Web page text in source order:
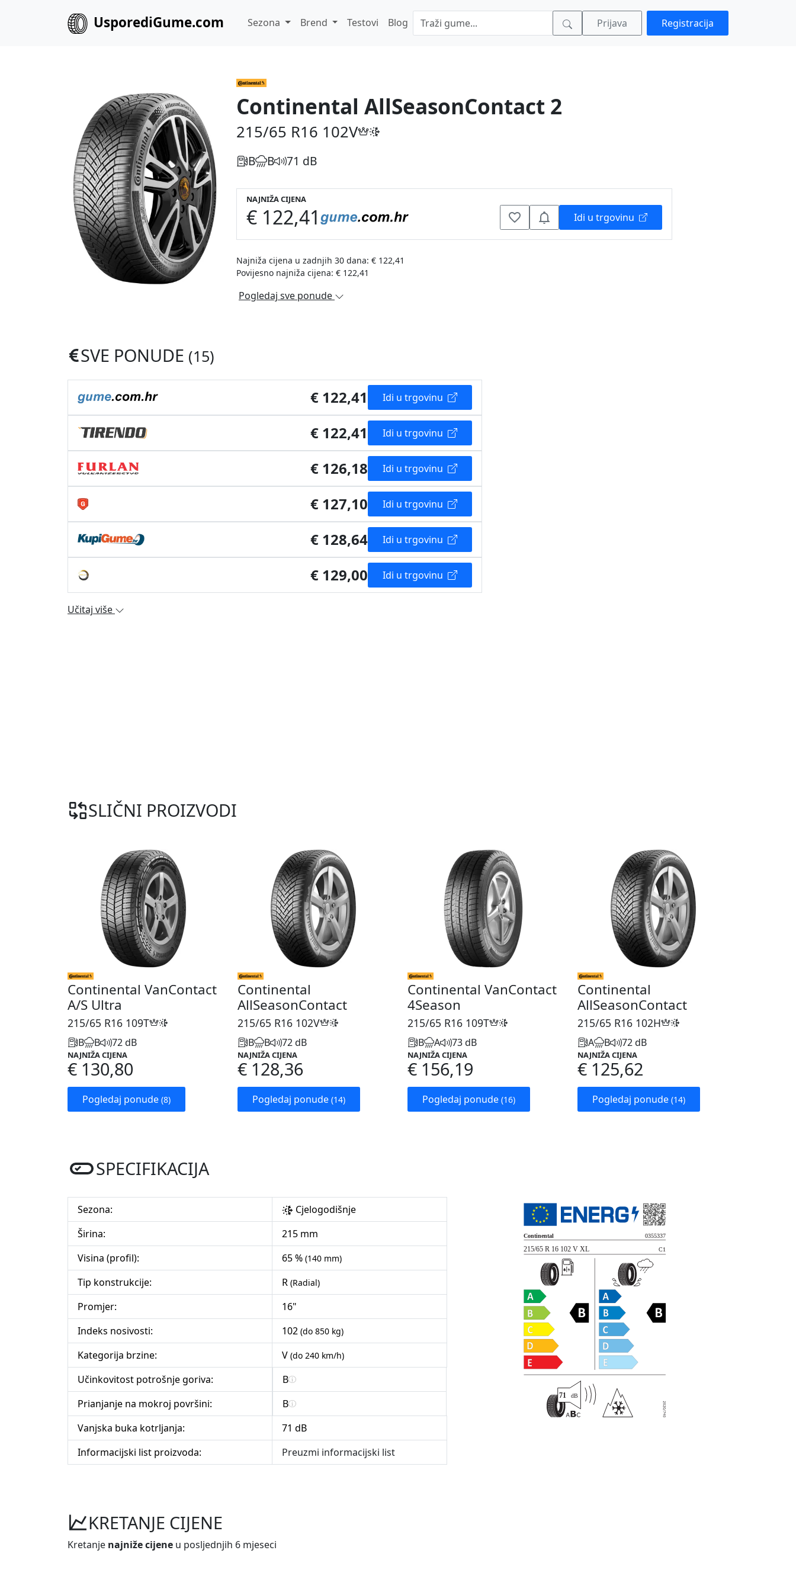
UsporediGume.com Sezona Brend Testovi Blog Prijava Registracija
Continental AllSeasonContact 2
215/65 R16 102V
B B 71 dB
NAJNIŽA CIJENA
€ 122,41 Idi u trgovinu
Najniža cijena u zadnjih 30 dana: € 122,41
Povijesno najniža cijena: € 122,41
Pogledaj sve ponude
SVE PONUDE (15)
€ 122,41 Idi u trgovinu
€ 122,41 Idi u trgovinu
€ 126,18 Idi u trgovinu
€ 127,10 Idi u trgovinu
€ 128,64 Idi u trgovinu
€ 129,00 Idi u trgovinu
Učitaj više
SLIČNI PROIZVODI
Continental VanContact
A/S Ultra
215/65 R16 109T
B B 72 dB
NAJNIŽA CIJENA
€ 130,80
Pogledaj ponude (8)
Continental
AllSeasonContact
215/65 R16 102V
B B 72 dB
NAJNIŽA CIJENA
€ 128,36
Pogledaj ponude (14)
Continental VanContact
4Season
215/65 R16 109T
B A 73 dB
NAJNIŽA CIJENA
€ 156,19
Pogledaj ponude (16)
Continental
AllSeasonContact
215/65 R16 102H
A B 72 dB
NAJNIŽA CIJENA
€ 125,62
Pogledaj ponude (14)
SPECIFIKACIJA
Sezona:
Cjelogodišnje
Širina:
215 mm
Visina (profil):
65 % (140 mm)
Tip konstrukcije: R (Radial)
Promjer:
16"
Indeks nosivosti:
102 (do 850 kg)
Kategorija brzine: V (do 240 km/h)
Učinkovitost potrošnje goriva:
B
Prianjanje na mokroj površini:
B
Vanjska buka kotrljanja:
71 dB
Informacijski list proizvoda:
Preuzmi informacijski list
KRETANJE CIJENE
Kretanje najniže cijene u posljednjih 6 mjeseci